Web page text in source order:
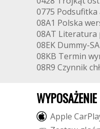
0775
08A1 Polska
08AT Literatura
08EK Dummy-
08KB Termin
08R9 Czynnik
WYPOSAŻENIE
Apple CarPla